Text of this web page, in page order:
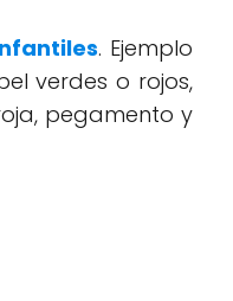
. Ejemplo
verdes o rojos,
pegamento y